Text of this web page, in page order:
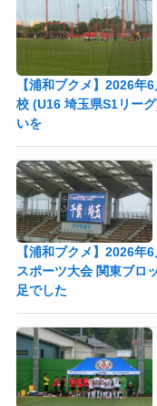
【浦和ブクメ】2026年
校 (U16 埼玉県S1リー
いを
【浦和ブクメ】2026
スポーツ大会 関東ブロ
足でした